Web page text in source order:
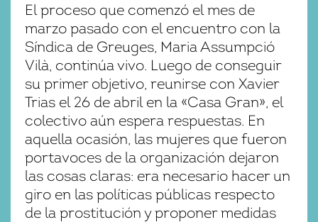
El proceso que comenzó el mes de
marzo pasado con el encuentro con la
Síndica de Greuges, Maria Assumpció
Vilà, continúa vivo. Luego de conseguir
su primer objetivo, reunirse con Xavier
Trias el 26 de abril en la «Casa Gran», el
colectivo aún espera respuestas. En
aquella ocasión, las mujeres que fueron
portavoces de la organización dejaron
las cosas claras: era necesario hacer un
giro en las políticas públicas respecto
de la prostitución y proponer medidas